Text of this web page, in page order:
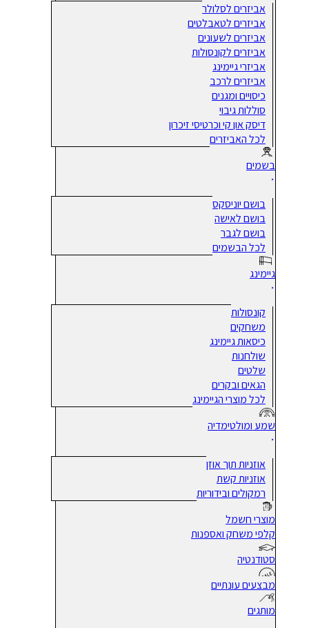
אביזרים לסלולר
אביזרים לטאבלטים
אביזרים לשעונים
אביזרים לקונסולות
אביזרי גיימינג
אביזרים לרכב
כיסויים ומגנים
סוללות גיבוי
דיסק און קי וכרטיסי זיכרון
לכל האביזרים
בשמים
בושם יוניסקס
בושם לאישה
בושם לגבר
לכל הבשמים
גיימינג
קונסולות
משחקים
כיסאות גיימינג
שולחנות
שלטים
הגאים ובקרים
לכל מוצרי הגיימינג
שמע ומולטימדיה
אוזניות תוך אוזן
אוזניות קשת
רמקולים ובידוריות
מוצרי חשמל
קלפי משחק ואספנות
סטודנטיה
מבצעים עונתיים
מותגים